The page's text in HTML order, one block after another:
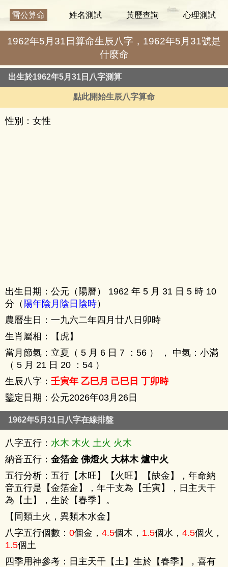
雷公算命 姓名測試 黃歷查詢 心理測試
1962年5月31日算命生辰八字，1962年5月31號是
什麼命
出生於1962年5月31日八字測算
點此開始生辰八字算命
性別：女性
出生日期：公元（陽曆） 1962 年 5 月 31 日 5 時 10
分（陽年陰月陰日陰時）
農曆生日：一九六二年四月廿八日卯時
生肖屬相：【虎】
當月節氣：立夏（ 5 月 6 日 7 ：56 ） ， 中氣：小滿
（ 5 月 21 日 20 ：54 ）
生辰八字： 壬寅年 乙巳月 己巳日 丁卯時
鑒定日期：公元2026年03月26日
1962年5月31日八字在線排盤
八字五行： 水木 木火 土火 火木
納音五行： 金箔金 佛燈火 大林木 爐中火
五行分析：五行【木旺】【 火旺】【缺金】，年命納
音五行是【金箔金】，年干支為【壬寅】，日主天干
為【土】，生於【春季】。
【同類土火，異類木水金】
八字五行個數： 0個金， 4.5個木， 1.5個水， 4.5個火，
1.5個土
四季用神參考：日主天干【土】生於【春季】，喜有